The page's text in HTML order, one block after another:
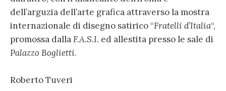
dell’arguzia dell’arte grafica attraverso la mostra
internazionale di disegno satirico “Fratelli d’Italia“,
promossa dallaF.A.S.I. ed allestita presso le sale di
Palazzo Boglietti.
Roberto Tuveri